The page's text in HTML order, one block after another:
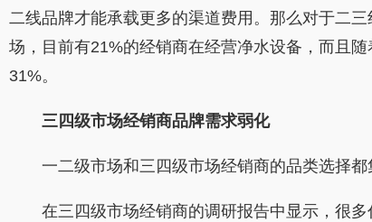
二线品牌才能承载更多的渠道费用。那么对于二
场，目前有21%的经销商在经营净水设备，而且
31%。
三四级市场经销商品牌需求弱化
一二级市场和三四级市场经销商的品类选择都
在三四级市场经销商的调研报告中显示，很多